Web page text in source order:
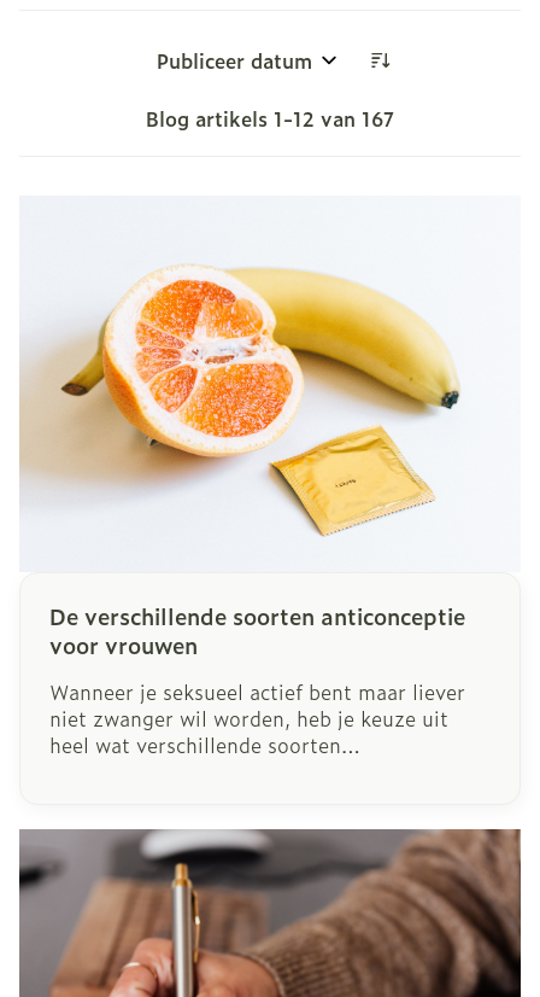
Blog artikels 1-12 van 167
De verschillende soorten anticonceptie
voor vrouwen
Wanneer je seksueel actief bent maar liever
niet zwanger wil worden, heb je keuze uit
heel wat verschillende soorten
een rijtje.